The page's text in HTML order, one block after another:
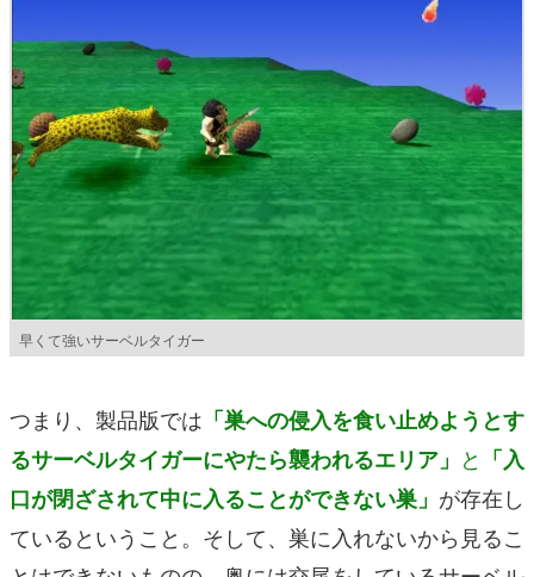
早くて強いサーベルタイガー
つまり、製品版では 「巣への侵入を食い止めようとす
るサーベルタイガーにやたら襲われるエリア」 と 「入
口が閉ざされて中に入ることができない巣」 が存在し
ているということ。そして、巣に入れないから見るこ